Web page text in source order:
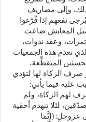
وإلى مصاريف
نفعهم إذا فُرّغوا
المعايش ضاعت
وعقد ندوات،
تعدم هذه الجمعيات
المتقطِّعة،
صرف الزكاة لها لتؤدي
عليه فيما يأتي:
لهم الزكاة، ولم
لئلا تنهدم أحقية
عزوجل:{إِنَّمَا